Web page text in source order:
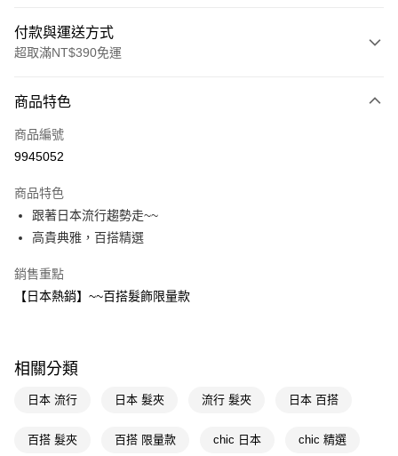
付款與運送方式
超取滿NT$390免運
POYA支付
信用卡一次付款
LINE Pay
Apple Pay
街口支付
AFTEE先享後付
相關說明
AFTEE先享後付是「在收到商品之後才付款」的支付方式。 讓您購物簡單
便利好安心！
商品特色
商品編號
9945052
商品特色
跟著日本流行趨勢走~~
高貴典雅，百搭精選
銷售重點
【日本熱銷】~~百搭髮飾限量款
相關分類
日本 流行 日本 髮夾 流行 髮夾 日本 百搭
百搭 髮夾 百搭 限量款 chic 日本 chic 精選